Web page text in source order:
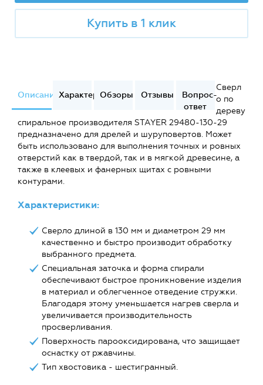
Купить в 1 клик
ОписаниеХарактеристики
Обзоры Отзывы
Вопрос-
ответ
Сверл
о по
дереву
спиральное производителя STAYER 29480-130-29
предназначено для дрелей и шуруповертов. Может
быть использовано для выполнения точных и ровных
отверстий как в твердой, так и в мягкой древесине, а
также в клеевых и фанерных щитах с ровными
контурами.
Характеристики:
Сверло длиной в 130 мм и диаметром 29 мм
качественно и быстро производит обработку
выбранного предмета.
Специальная заточка и форма спирали
обеспечивают быстрое проникновение изделия
в материал и облегченное отведение стружки.
Благодаря этому уменьшается нагрев сверла и
увеличивается производительность
просверливания.
Поверхность парооксидирована, что защищает
оснастку от ржавчины.
Тип хвостовика - шестигранный.